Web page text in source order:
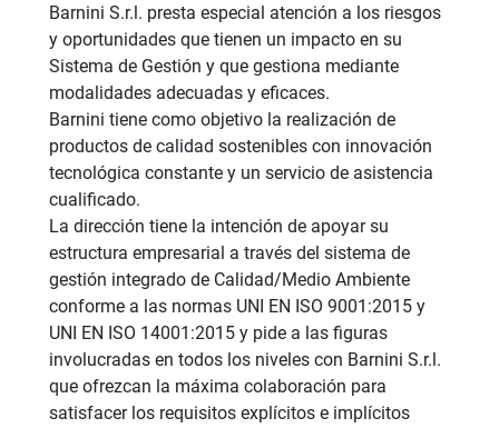
Barnini S.r.l. presta especial atención a los riesgos
y oportunidades que tienen un impacto en su
Sistema de Gestión y que gestiona mediante
modalidades adecuadas y eficaces.
Barnini tiene como objetivo la realización de
productos de calidad sostenibles con innovación
tecnológica constante y un servicio de asistencia
cualificado.
La dirección tiene la intención de apoyar su
estructura empresarial a través del sistema de
gestión integrado de Calidad/Medio Ambiente
conforme a las normas UNI EN ISO 9001:2015 y
UNI EN ISO 14001:2015 y pide a las figuras
involucradas en todos los niveles con Barnini S.r.l.
que ofrezcan la máxima colaboración para
satisfacer los requisitos explícitos e implícitos